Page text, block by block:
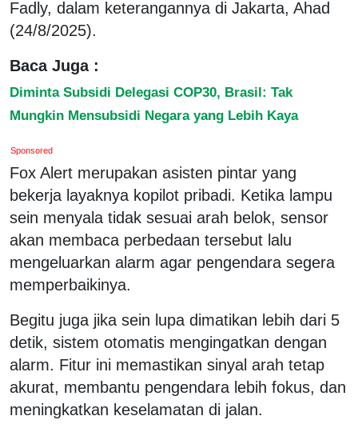
Fadly, dalam keterangannya di Jakarta, Ahad
(24/8/2025).
Baca Juga :
Diminta Subsidi Delegasi COP30, Brasil: Tak
Mungkin Mensubsidi Negara yang Lebih Kaya
Sponsored
Fox Alert merupakan asisten pintar yang
bekerja layaknya kopilot pribadi. Ketika lampu
sein menyala tidak sesuai arah belok, sensor
akan membaca perbedaan tersebut lalu
mengeluarkan alarm agar pengendara segera
memperbaikinya.
Begitu juga jika sein lupa dimatikan lebih dari 5
detik, sistem otomatis mengingatkan dengan
alarm. Fitur ini memastikan sinyal arah tetap
akurat, membantu pengendara lebih fokus, dan
meningkatkan keselamatan di jalan.